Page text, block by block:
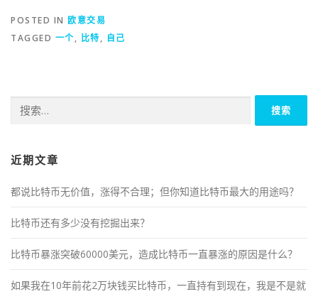
POSTED IN 欧意交易
TAGGED 一个, 比特, 自己
索：
近期文章
都说比特币无价值，涨得不合理；但你知道比特币最大的用途吗？
比特币还有多少没有挖掘出来？
比特币暴涨突破60000美元，造成比特币一直暴涨的原因是什么？
如果我在10年前花2万块钱买比特币，一直持有到现在，我是不是就